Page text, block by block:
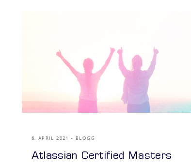
6. APRIL 2021 BLOGG
Atlassian Certified Masters